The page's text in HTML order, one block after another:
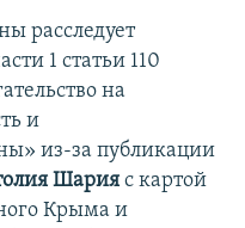
расследует
1 статьи 110
на
и
из-за публикации
Шария с картой
Крыма и